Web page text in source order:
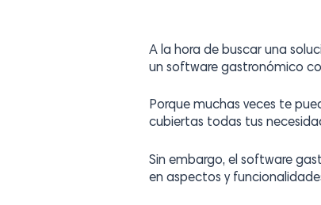
A la hora de buscar una
un software gastronómico
Porque muchas veces te
cubiertas todas tus
Sin embargo, el software
en aspectos y